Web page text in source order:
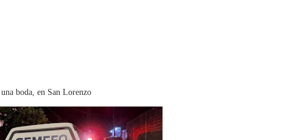
boda, en San Lorenzo